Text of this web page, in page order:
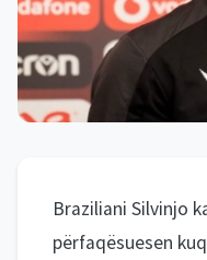
Braziliani Silvinjo
përfaqësuesen